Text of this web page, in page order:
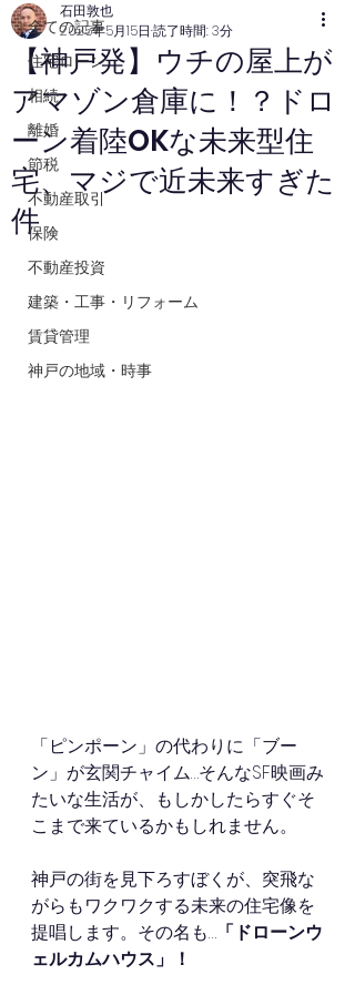
全ての記事
住宅ローン
相続
離婚
節税
不動産取引
保険
不動産投資
建築・工事・リフォーム
賃貸管理
神戸の地域・時事
【神戸発】ウチの屋上が
アマゾン倉庫に！？ドロ
ーン着陸OKな未来型住
宅、マジで近未来すぎた
件
石田敦也
2025年5月15日 読了時間: 3分
「ピンポーン」の代わりに「ブー
ン」が玄関チャイム…そんなSF映画み
たいな生活が、もしかしたらすぐそ
こまで来ているかもしれません。
神戸の街を見下ろすぼくが、突飛な
がらもワクワクする未来の住宅像を
提唱します。その名も… 「ドローンウ
ェルカムハウス」！